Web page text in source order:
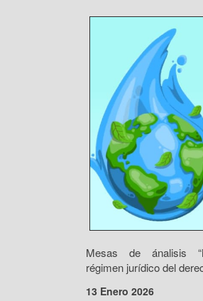
Mesas de ánalisis
régimen jurídico del
13 Enero 2026